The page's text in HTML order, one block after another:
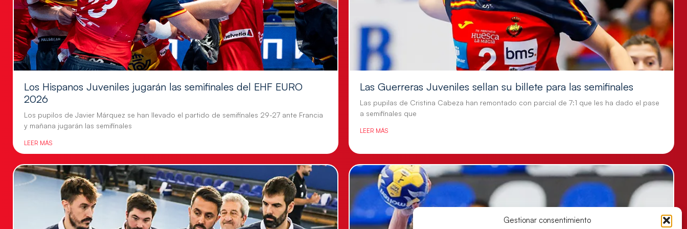
Gestionar consentimiento
Los Hispanos Juveniles jugarán las semifinales del EHF EURO
2026
Los pupilos de Javier Márquez se han llevado el partido de semifinales 29-27 ante Francia
y mañana jugarán las semifinales
LEER MÁS
Las Guerreras Juveniles sellan su billete para las semifinales
Las pupilas de Cristina Cabeza han remontado con parcial de 7:1 que les ha dado el pase
a semifinales que
LEER MÁS